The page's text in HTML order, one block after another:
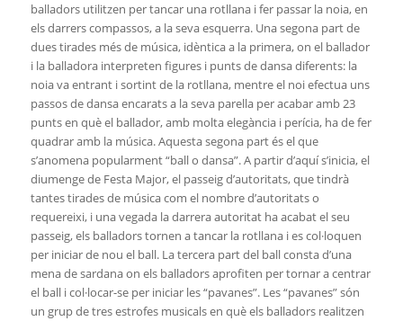
balladors utilitzen per tancar una rotllana i fer passar la noia, en
els darrers compassos, a la seva esquerra. Una segona part de
dues tirades més de música, idèntica a la primera, on el ballador
i la balladora interpreten figures i punts de dansa diferents: la
noia va entrant i sortint de la rotllana, mentre el noi efectua uns
passos de dansa encarats a la seva parella per acabar amb 23
punts en què el ballador, amb molta elegància i perícia, ha de fer
quadrar amb la música. Aquesta segona part és el que
s’anomena popularment “ball o dansa”. A partir d’aquí s’inicia, el
diumenge de Festa Major, el passeig d’autoritats, que tindrà
tantes tirades de música com el nombre d’autoritats o
requereixi, i una vegada la darrera autoritat ha acabat el seu
passeig, els balladors tornen a tancar la rotllana i es col·loquen
per iniciar de nou el ball. La tercera part del ball consta d’una
mena de sardana on els balladors aprofiten per tornar a centrar
el ball i col·locar-se per iniciar les “pavanes”. Les “pavanes” són
un grup de tres estrofes musicals en què els balladors realitzen